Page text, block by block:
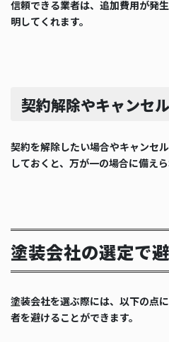
信頼できる業者は、追加費用が発
明してくれます。
契約解除やキャンセ
契約を解除したい場合やキャンセ
しておくと、万が一の場合に備えら
塗装会社の選定で
塗装会社を選ぶ際には、以下の点
者を避けることができます。